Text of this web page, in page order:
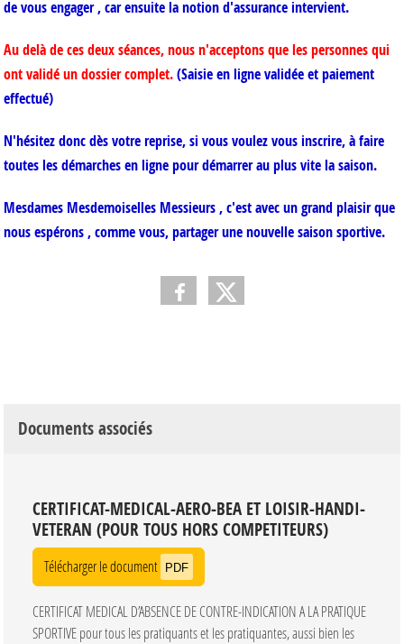
de vous engager , car ensuite la notion d'assurance intervient.
Au delà de ces deux séances, nous n'acceptons que les personnes qui
ont validé un dossier complet.(Saisie en ligne validée et paiement
effectué)
N'hésitez donc dèsvotre reprise, si vous voulez vous inscrire, à faire
toutes les démarches en ligne pour démarrer au plus vite la saison.
Mesdames Mesdemoiselles Messieurs , c'est avec un grand plaisir que
nous espérons , comme vous, partager une nouvelle saison sportive.
Documents associés
CERTIFICAT-MEDICAL-AERO-BEA ET LOISIR-HANDI-
VETERAN (POUR TOUS HORS COMPETITEURS)
Télécharger le document PDF
CERTIFICAT MEDICAL D’ABSENCE DE CONTRE-INDICATION A LA PRATIQUE
SPORTIVE pour tous les pratiquants et les pratiquantes, aussi bien les